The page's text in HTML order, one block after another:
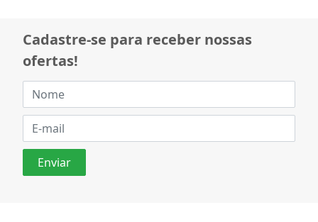
Cadastre-se para receber nossas
ofertas!